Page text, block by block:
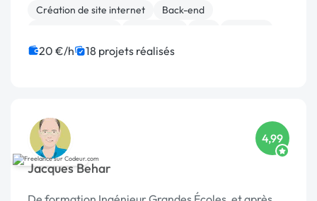
Création de site internet
Back-end
React
20 €/h 18 projets réalisés
Jacques Behar
4,99